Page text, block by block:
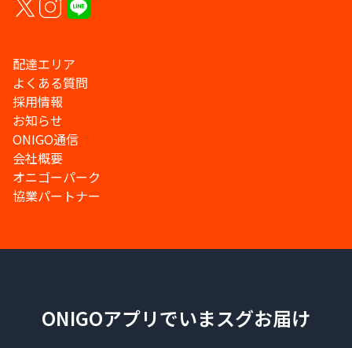
配達エリア
よくある質問
採用情報
お知らせ
ONIGO通信
会社概要
オニゴーパーク
協業パートナー
ONIGOアプリでいまスグお届け